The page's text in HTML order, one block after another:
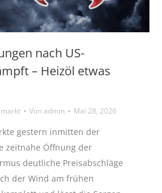
nach US-
– Heizöl etwas
Vonadmin Mai 28, 2026
gestern inmitten der
zeitnahe Öffnung der
deutliche Preisabschläge
der Wind am frühen